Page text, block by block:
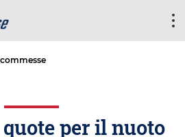
per il nuoto